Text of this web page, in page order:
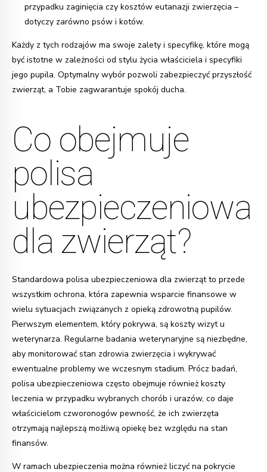
przypadku zaginięcia czy kosztów eutanazji zwierzęcia –
dotyczy zarówno psów i kotów.
Każdy z tych rodzajów ma swoje zalety i specyfikę, które mogą
być istotne w zależności od stylu życia właściciela i specyfiki
jego pupila. Optymalny wybór pozwoli zabezpieczyć przyszłość
zwierząt, a Tobie zagwarantuje spokój ducha.
Co obejmuje
polisa
ubezpieczeniowa
dla zwierząt?
Standardowa polisa ubezpieczeniowa dla zwierząt to przede
wszystkim ochrona, która zapewnia wsparcie finansowe w
wielu sytuacjach związanych z opieką zdrowotną pupilów.
Pierwszym elementem, który pokrywa, są koszty wizyt u
weterynarza. Regularne badania weterynaryjne są niezbędne,
aby monitorować stan zdrowia zwierzęcia i wykrywać
ewentualne problemy we wczesnym stadium. Prócz badań,
polisa ubezpieczeniowa często obejmuje również koszty
leczenia w przypadku wybranych chorób i urazów, co daje
właścicielom czworonogów pewność, że ich zwierzęta
otrzymają najlepszą możliwą opiekę bez względu na stan
finansów.
W ramach ubezpieczenia można również liczyć na pokrycie